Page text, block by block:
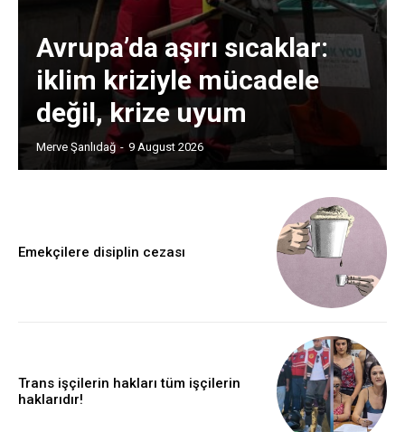
Avrupa’da aşırı sıcaklar:
iklim kriziyle mücadele
değil, krize uyum
Merve Şanlıdağ - 9 August 2026
Emekçilere disiplin cezası
Trans işçilerin hakları tüm işçilerin
haklarıdır!